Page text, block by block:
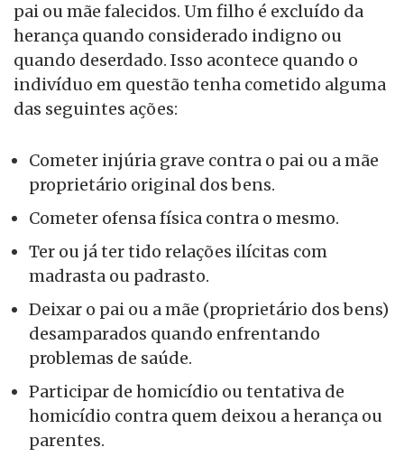
pai ou mãe falecidos. Um filho é excluído da
herança quando considerado indigno ou
quando deserdado. Isso acontece quando o
indivíduo em questão tenha cometido alguma
das seguintes ações:
Cometer injúria grave contra o pai ou a mãe
proprietário original dos bens.
Cometer ofensa física contra o mesmo.
Ter ou já ter tido relações ilícitas com
madrasta ou padrasto.
Deixar o pai ou a mãe (proprietário dos bens)
desamparados quando enfrentando
problemas de saúde.
Participar de homicídio ou tentativa de
homicídio contra quem deixou a herança ou
parentes.